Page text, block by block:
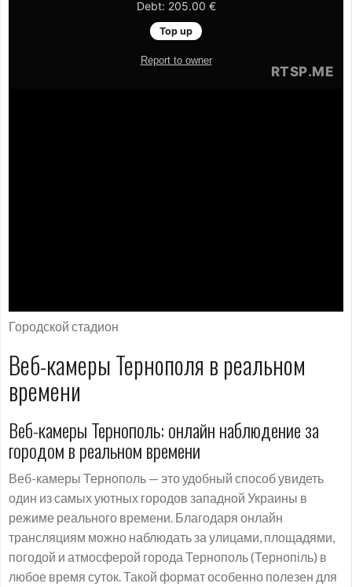
Городской стадион
Веб-камеры Тернополя в реальном
времени
Веб-камеры Тернополь: онлайн наблюдение за
городом в реальном времени
Веб-камеры Тернополь — это удобный способ увидеть
один из самых уютных городов западной Украины в
режиме реального времени. Благодаря онлайн
трансляциям можно наблюдать за улицами, площадями,
погодой и атмосферой города Тернополь (Тернопіль) в
любое время суток. Такой формат особенно полезен для